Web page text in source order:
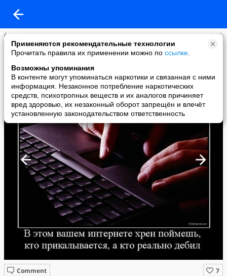
Применяются рекомендательные технологии
Прочитать правила их применении можно по ссылке
Возможны упоминания
В контенте могут упоминаться наркотики и связанная с ними
информация. Незаконное потребление наркотических
средств, психотропных веществ и их аналогов причиняет
вред здоровью, их незаконный оборот запрещён и влечёт
установленную законодательством ответственность
СВЕТЛАНА ЛЕБЕДЕВА
added a photo
16 Jul в 16:53
Comment